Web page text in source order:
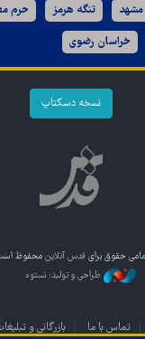
مشهد تنگه هرمز حرم
خراسان رضوی
نسخه دسکتاپ
حقوق برای قدس آنلاین محفوظ
طراحی و تولید: نستوه
تماس با ما بازرگانی و